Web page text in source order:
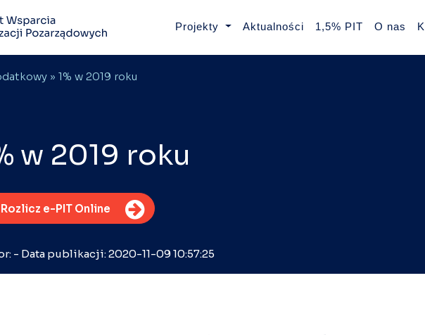
Projekty Aktualności 1,5% PIT O nas
» 1% w 2019 roku
w 2019 roku
Rozlicz e-PIT Online
- Data publikacji: 2020-11-09 10:57:25